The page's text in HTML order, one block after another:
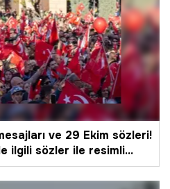
ve 29 Ekim sözleri!
ilgili sözler ile resimli
mesajları